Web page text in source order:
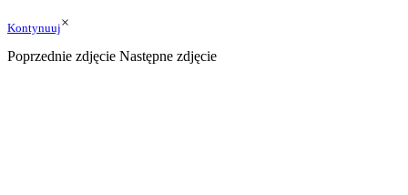
Kontynuuj×
Poprzednie zdjęcie Następne zdjęcie